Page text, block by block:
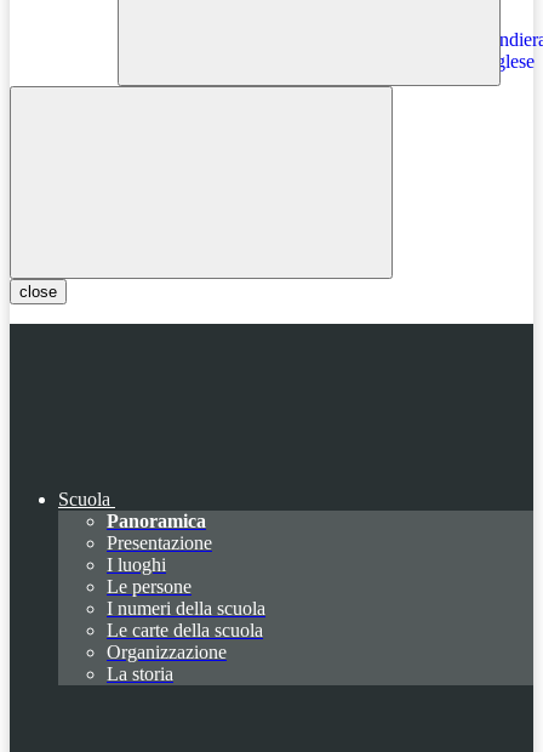
close
Scuola
Panoramica
Presentazione
I luoghi
Le persone
I numeri della scuola
Le carte della scuola
Organizzazione
La storia